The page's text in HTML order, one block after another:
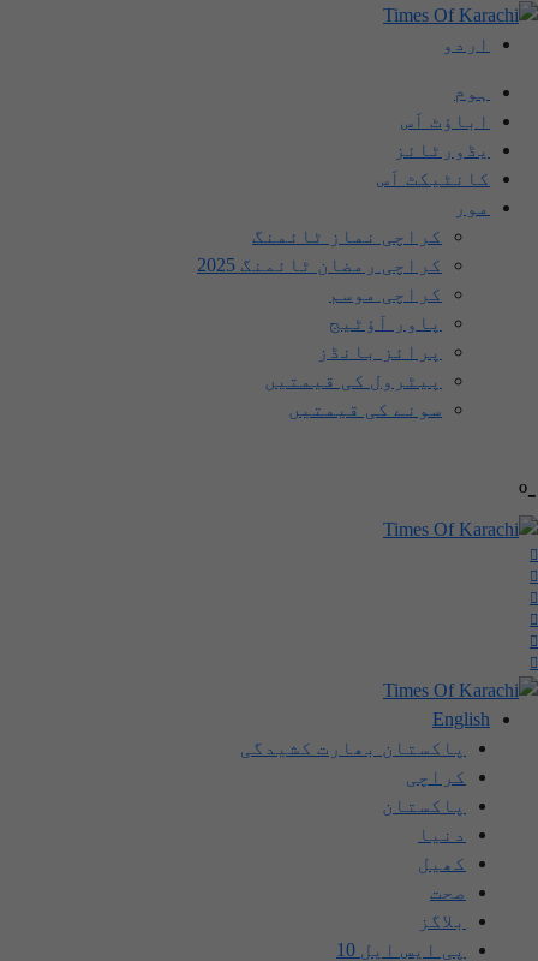
اردو
ہوم
اباؤٹ اَس
یڈورٹائز
کانٹیکٹ اَس
مور
کراچی نماز ٹائمنگ
کراچی رمضان ٹائمنگ 2025
کراچی موسم
پاور آؤٹیج
پرائز بانڈز
پیٹرول کی قیمتیں
سونے کی قیمتیں
-º
English
پاکستان بھارت کشیدگی
کراچی
پاکستان
دنیا
کھیل
صحت
بلاگز
پی ایس ایل 10